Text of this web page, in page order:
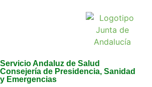
Servicio Andaluz de Salud
Consejería de Presidencia, Sanidad
y Emergencias